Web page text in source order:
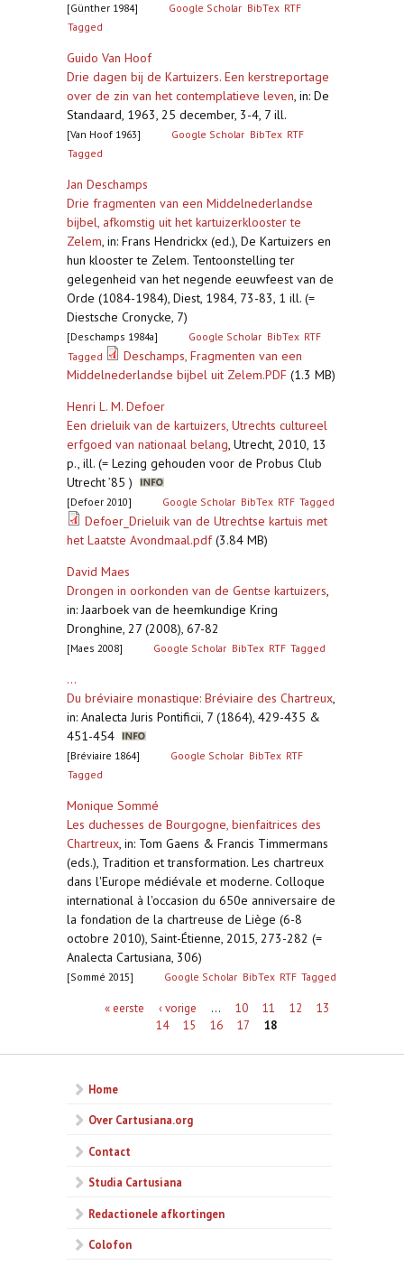
[Günther 1984] Google Scholar BibTex RTF
Tagged
Guido Van Hoof
Drie dagen bij de Kartuizers. Een kerstreportage
over de zin van het contemplatieve leven, in: De
Standaard, 1963, 25 december, 3-4, 7 ill.
[Van Hoof 1963] Google Scholar BibTex RTF
Tagged
Jan Deschamps
Drie fragmenten van een Middelnederlandse
bijbel, afkomstig uit het kartuizerklooster te
Zelem, in: Frans Hendrickx (ed.), De Kartuizers en
hun klooster te Zelem. Tentoonstelling ter
gelegenheid van het negende eeuwfeest van de
Orde (1084-1984), Diest, 1984, 73-83, 1 ill. (=
Diestsche Cronycke, 7)
[Deschamps 1984a] Google Scholar BibTex RTF
Tagged
Deschamps, Fragmenten van een
Middelnederlandse bijbel uit Zelem.PDF (1.3 MB)
Henri L. M. Defoer
Een drieluik van de kartuizers, Utrechts cultureel
erfgoed van nationaal belang, Utrecht, 2010, 13
p., ill. (= Lezing gehouden voor de Probus Club
Utrecht ’85 )
[Defoer 2010] Google Scholar BibTex RTF Tagged
Defoer_Drieluik van de Utrechtse kartuis met
het Laatste Avondmaal.pdf(3.84 MB)
David Maes
Drongen in oorkonden van de Gentse kartuizers,
in: Jaarboek van de heemkundige Kring
Dronghine, 27 (2008), 67-82
[Maes 2008] Google Scholar BibTex RTF Tagged
...
Du bréviaire monastique: Bréviaire des Chartreux,
in: Analecta Juris Pontificii, 7 (1864), 429-435 &
451-454
[Bréviaire 1864] Google Scholar BibTex RTF
Tagged
Monique Sommé
Les duchesses de Bourgogne, bienfaitrices des
Chartreux, in: Tom Gaens & Francis Timmermans
(eds.), Tradition et transformation. Les chartreux
dans l'Europe médiévale et moderne. Colloque
international à l'occasion du 650e anniversaire de
la fondation de la chartreuse de Liège (6-8
octobre 2010), Saint-Étienne, 2015, 273-282 (=
Analecta Cartusiana, 306)
[Sommé 2015] Google Scholar BibTex RTF Tagged
Pagina's« eerste ‹ vorige … 10 11 12
13
14
15 16 17 18
Home
Over Cartusiana.org
Contact
Studia Cartusiana
Redactionele afkortingen
Colofon